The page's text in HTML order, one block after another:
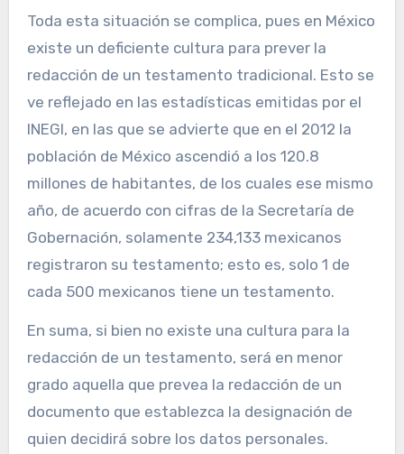
Toda esta situación se complica, pues en México
existe un deficiente cultura para prever la
redacción de un testamento tradicional. Esto se
ve reflejado en las estadísticas emitidas por el
INEGI, en las que se advierte que en el 2012 la
población de México ascendió a los 120.8
millones de habitantes, de los cuales ese mismo
año, de acuerdo con cifras de la Secretaría de
Gobernación, solamente 234,133 mexicanos
registraron su testamento; esto es, solo 1 de
cada 500 mexicanos tiene un testamento.
En suma, si bien no existe una cultura para la
redacción de un testamento, será en menor
grado aquella que prevea la redacción de un
documento que establezca la designación de
quien decidirá sobre los datos personales.